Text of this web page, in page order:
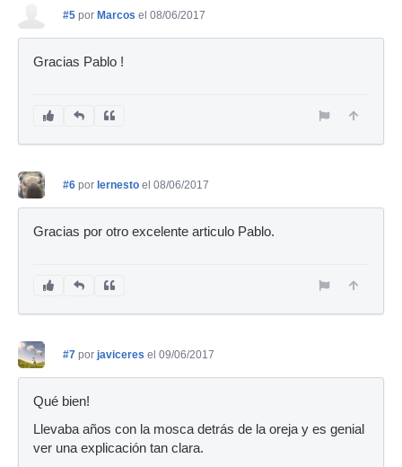
#5 por Marcos el 08/06/2017
Gracias Pablo !
#6 por Iernesto el 08/06/2017
Gracias por otro excelente articulo Pablo.
#7 por javiceres el 09/06/2017
Qué bien!
Llevaba años con la mosca detrás de la oreja y es genial
ver una explicación tan clara.